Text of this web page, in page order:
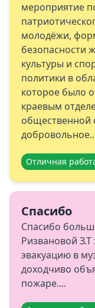
мероприятие
молодёжи,
безопасности
культуры и
политики в
которое было
краевым
общественной
Отличная
Спасибо
Спасибо
Ризвановой
эвакуацию в
доходчиво
пожаре....